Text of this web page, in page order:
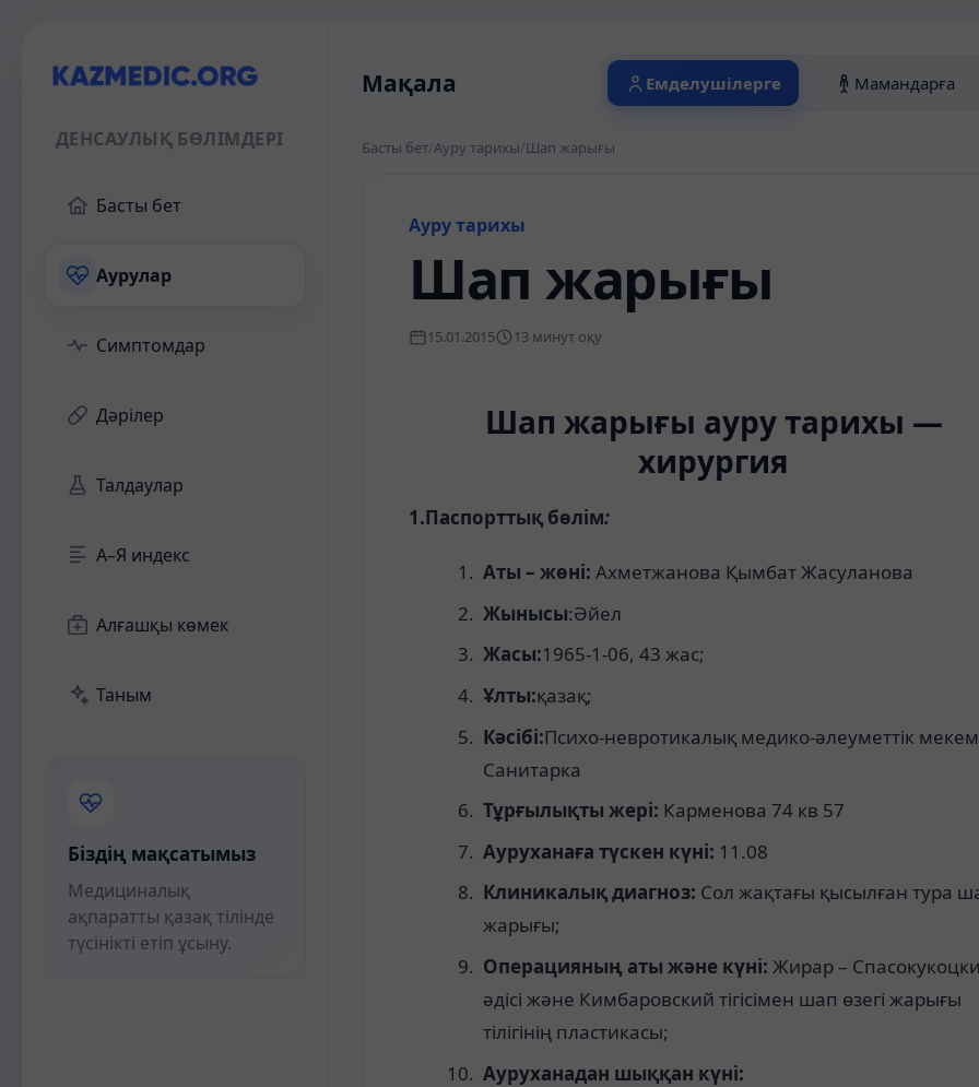
ДЕНСАУЛЫҚ БӨЛІМДЕРІ
Басты бет
Аурулар
Симптомдар
Дәрілер
Талдаулар
А–Я индекс
Алғашқы көмек
Таным
Біздің мақсатымыз
Медициналық
ақпаратты қазақ тілінде
түсінікті етіп ұсыну.
Мақала Емделушілерге Мамандарға
Басты бет/Ауру тарихы/Шап жарығы
Ауру тарихы
Шап жарығы
15.01.2015 13 минут оқу
Шап жарығы ауру тарихы —
хирургия
1.Паспорттық бөлім:
Аты – жөні: Ахметжанова Қымбат Жасуланова
Жынысы:Әйел
Жасы:1965-1-06, 43 жас;
Ұлты:қазақ;
Кәсібі:Психо-невротикалық медико-әлеуметтік
Санитарка
Тұрғылықты жері: Карменова 74 кв 57
Ауруханаға түскен күні: 11.08
Клиникалық диагноз: Сол жақтағы қысылған тура
жарығы;
Операцияның аты және күні:Жирар –
әдісі және Кимбаровский тігісімен шап өзегі жарығы
тілігінің пластикасы;
Ауруханадан шыққан күні: